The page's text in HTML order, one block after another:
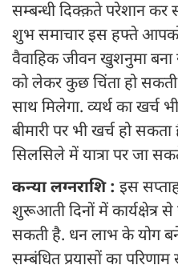
सम्बन्धी दिक्क़ते परेशान कर
शुभ समाचार इस हफ्ते
वैवाहिक जीवन खुशनुमा बना
को लेकर कुछ चिंता हो
साथ मिलेगा. व्यर्थ का खर्च
बीमारी पर भी खर्च हो
सिलसिले में यात्रा पर जा
कन्या लग्नराशि : इस
शुरूआती दिनों में कार्यक्षेत्र
सकती है. धन लाभ के योग
सम्बंधित प्रयासों का